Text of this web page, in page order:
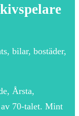
bilar, bostäder,
Årsta,
70-talet. Mint